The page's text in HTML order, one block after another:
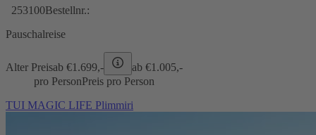
253100Bestellnr.:
Pauschalreise
Alter Preisab €1.699,- ab €1.005,-
pro PersonPreis pro Person
TUI MAGIC LIFE Plimmiri